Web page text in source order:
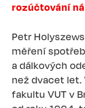
rozúčtování
Petr
měření
a dálkových
než dvacet
fakultu VUT v